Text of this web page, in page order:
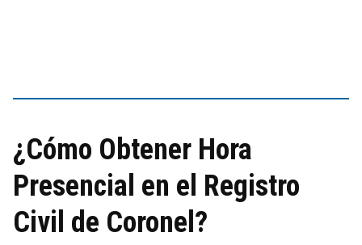
¿Cómo Obtener Hora
Presencial en el Registro
Civil de Coronel?